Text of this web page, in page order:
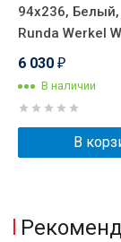
94х236,
Runda Werkel
6 030 ₽
В наличии
В